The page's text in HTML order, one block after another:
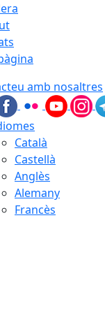
amb nosaltres
Català
Castellà
Anglès
Alemany
Francès